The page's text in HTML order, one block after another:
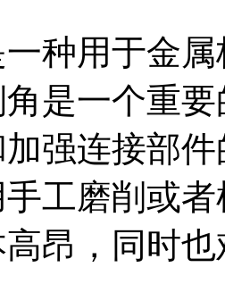
种用于金
是一个重
强连接部
工磨削或
昂，同时